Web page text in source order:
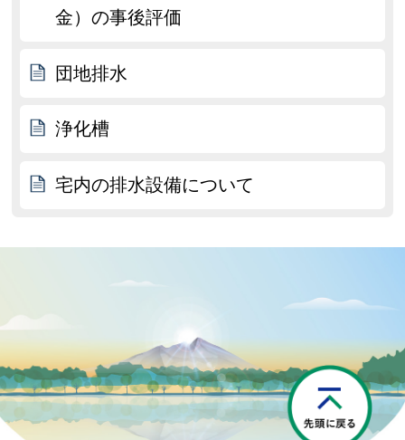
金）の事後評価
団地排水
浄化槽
宅内の排水設備について